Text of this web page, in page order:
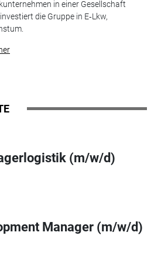
in einer Gesellschaft
die Gruppe in E‑Lkw,
(m/w/d)
Manager (m/w/d)